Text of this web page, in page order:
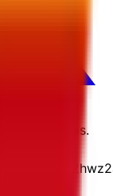
reservados.